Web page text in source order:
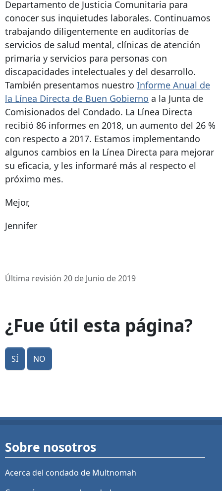
Departamento de Justicia Comunitaria para
conocer sus inquietudes laborales. Continuamos
trabajando diligentemente en auditorías de
servicios de salud mental, clínicas de atención
primaria y servicios para personas con
discapacidades intelectuales y del desarrollo.
También presentamos nuestro Informe Anual de
la Línea Directa de Buen Gobierno a la Junta de
Comisionados del Condado. La Línea Directa
recibió 86 informes en 2018, un aumento del 26 %
con respecto a 2017. Estamos implementando
algunos cambios en la Línea Directa para mejorar
su eficacia, y les informaré más al respecto el
próximo mes.
Mejor,
Jennifer
Última revisión 20 de Junio de 2019
¿Fue útil esta página?
Sí No
Sobre nosotros
Acerca del condado de Multnomah